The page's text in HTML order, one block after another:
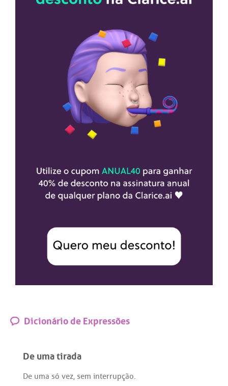
Dicionário de Expressões
De uma tirada
De uma só vez, sem interrupção.